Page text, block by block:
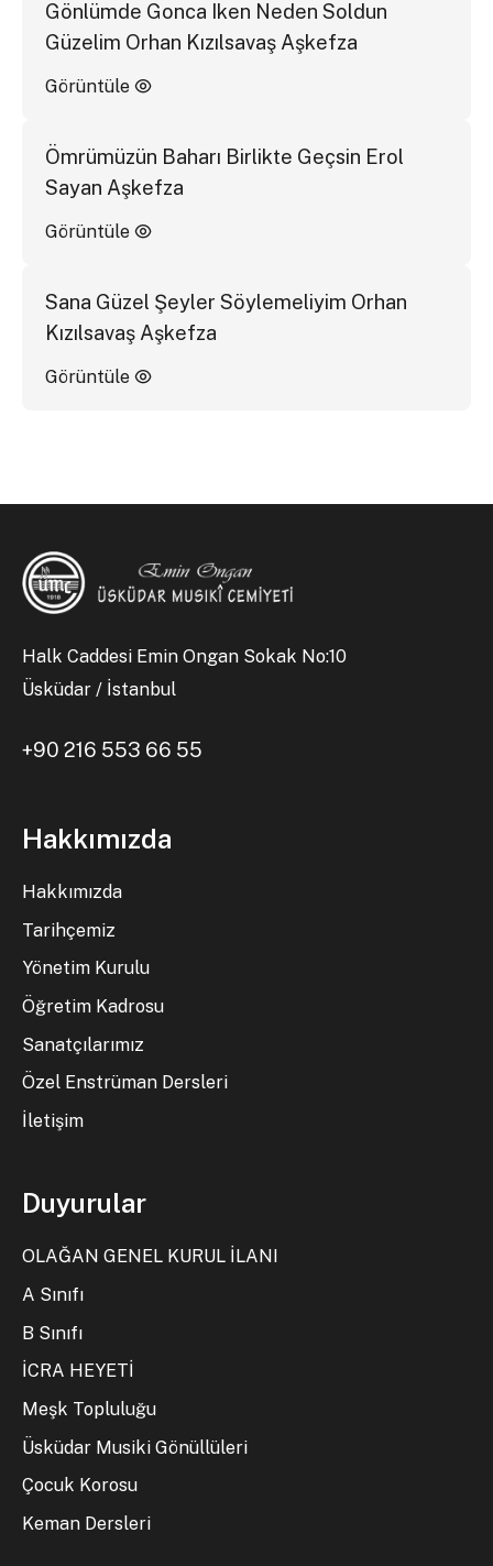
Gönlümde Gonca Iken Neden Soldun
Güzelim Orhan Kızılsavaş Aşkefza
Görüntüle
Ömrümüzün Baharı Birlikte Geçsin Erol
Sayan Aşkefza
Görüntüle
Sana Güzel Şeyler Söylemeliyim Orhan
Kızılsavaş Aşkefza
Görüntüle
Halk Caddesi Emin Ongan Sokak No:10
Üsküdar / İstanbul
+90 216 553 66 55
Hakkımızda
Hakkımızda
Tarihçemiz
Yönetim Kurulu
Öğretim Kadrosu
Sanatçılarımız
Özel Enstrüman Dersleri
İletişim
Duyurular
OLAĞAN GENEL KURUL İLANI
A Sınıfı
B Sınıfı
İCRA HEYETİ
Meşk Topluluğu
Üsküdar Musiki Gönüllüleri
Çocuk Korosu
Keman Dersleri